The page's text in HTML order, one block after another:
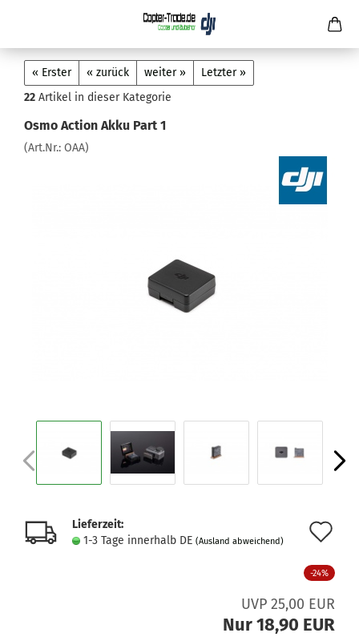
« Erster « zurück weiter »
Letzter »
22 Artikel in dieser Kategorie
Osmo Action Akku Part 1
(Art.Nr.: OAA)
Lieferzeit:
1-3 Tage innerhalb DE (Ausland abweichend)
-24%
UVP 25,00 EUR
Nur 18,90 EUR